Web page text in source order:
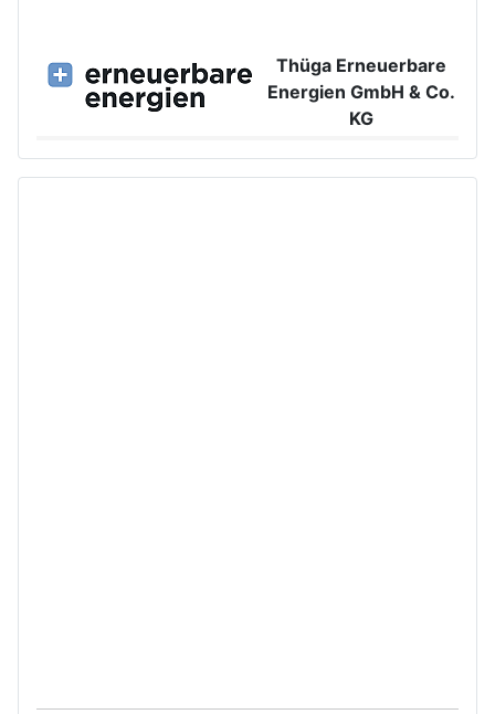
Thüga Erneuerbare
Energien GmbH & Co.
KG
www.ee.thuega.de